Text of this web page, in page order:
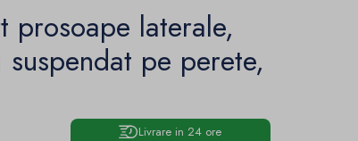
prosoape laterale,
pe perete,
Livrare in 24 ore